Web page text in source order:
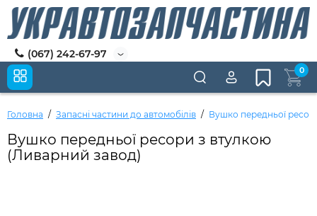
(067) 242-67-97
0
Головна Запасні частини до автомобілів Вушко передньої
Вушко передньої ресори з втулкою
(Ливарний завод)